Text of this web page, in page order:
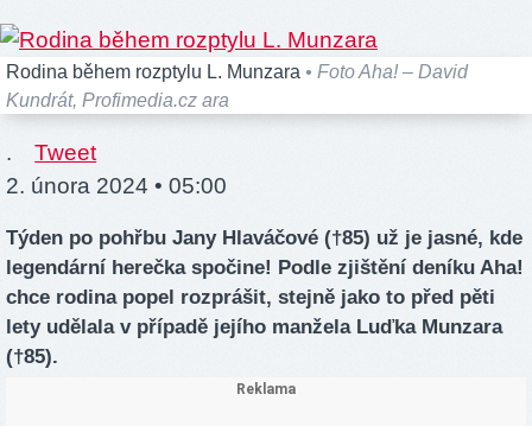
Rodina během rozptylu L. Munzara • Foto Aha! – David
Kundrát, Profimedia.cz ara
.
Tweet
2. února 2024 • 05:00
Týden po pohřbu Jany Hlaváčové (†85) už je jasné, kde
legendární herečka spočine! Podle zjištění deníku Aha!
chce rodina popel rozprášit, stejně jako to před pěti
lety udělala v případě jejího manžela Luďka Munzara
(†85).